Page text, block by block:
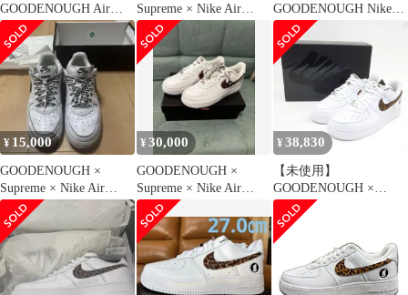
GOODENOUGH Air
Force 1 Low 30cm
Supreme × Nike Air
Force 1
GOODENOUGH Nike
Air Force 1
¥ 15,000
GOODENOUGH ×
Supreme × Nike Air
Force 1
¥30,000
GOODENOUGH ×
Supreme × Nike Air
Force 1
¥ 38,830
【未使用】
GOODENOUGH ×
Supreme × NIKE ナイキ
AIR FORCE 1 LOW SP
エアフォース IM3483-
100 US10 28cm 箱有